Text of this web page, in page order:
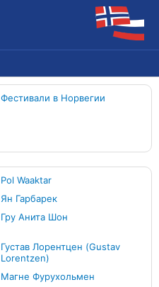
Фестивали в Норвегии
Pol Waaktar
Ян Гарбарек
Гру Анита Шон
Густав Лорентцен (Gustav
Lorentzen)
Магне Фурухольмен